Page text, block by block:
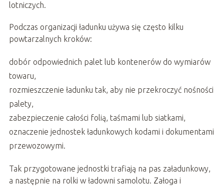
lotniczych.
Podczas organizacji ładunku używa się często kilku
powtarzalnych kroków:
dobór odpowiednich palet lub kontenerów do wymiarów
towaru,
rozmieszczenie ładunku tak, aby nie przekroczyć nośności
palety,
zabezpieczenie całości folią, taśmami lub siatkami,
oznaczenie jednostek ładunkowych kodami i dokumentami
przewozowymi.
Tak przygotowane jednostki trafiają na pas załadunkowy,
a następnie na rolki w ładowni samolotu. Załoga i